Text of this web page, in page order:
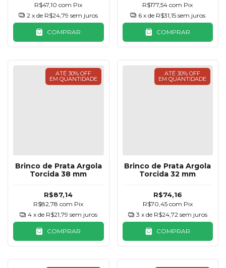
R$47,10com Pix
2 x de R$24,79 sem juros
COMPRAR
R$177,54com Pix
6 x de R$31,15 sem juros
COMPRAR
ATÉ 30% OFF
EM QUANTIDADE
Brinco de Prata Argola
Torcida 38 mm
R$87,14
R$82,78com Pix
4 x de R$21,79 sem juros
COMPRAR
ATÉ 30% OFF
EM QUANTIDADE
Brinco de Prata Argola
Torcida 32 mm
R$74,16
R$70,45 com Pix
3 x de R$24,72 sem juros
COMPRAR